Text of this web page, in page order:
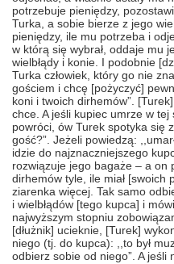
potrzebuje pieniędzy,
Turka, a sobie bierze z jego
pieniędzy, ile mu potrzeba i
w którą się wybrał, oddaje mu
wielbłądy i konie. I podobnie
Turka człowiek, który go nie
gościem i chcę [pożyczyć]
koni i twoich dirhemów”.
chce. A jeśli kupiec umrze w
powróci, ów Turek spotyka się
gość?”. Jeżeli powiedzą:
idzie do najznaczniejszego
rozwiązuje jego bagaże – a on
dirhemów tyle, ile miał
ziarenka więcej. Tak samo
i wielbłądów [tego kupca] i
najwyższym stopniu
[dłużnik] ucieknie, [Turek]
niego (tj. do kupca): ,,to był
odbierz sobie od niego”. A jeśli